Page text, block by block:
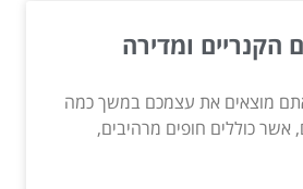
הקנריים ומדירה
מוצאים את עצמכם במשך כמה
אשר כוללים חופים מרהיבים,